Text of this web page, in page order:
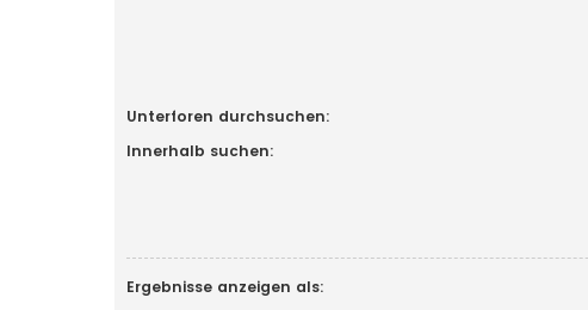
Unterforen durchsuchen:
Innerhalb suchen:
Ergebnisse anzeigen als: